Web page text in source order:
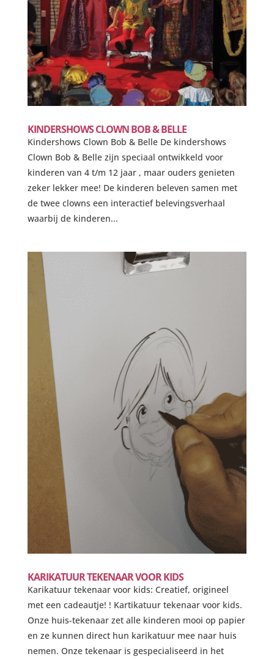
KINDERSHOWS CLOWN BOB & BELLE
Kindershows Clown Bob & Belle De kindershows
Clown Bob & Belle zijn speciaal ontwikkeld voor
kinderen van 4 t/m 12 jaar , maar ouders genieten
zeker lekker mee! De kinderen beleven samen met
de twee clowns een interactief belevingsverhaal
waarbij de kinderen...
KARIKATUUR TEKENAAR VOOR KIDS
Karikatuur tekenaar voor kids: Creatief, origineel
met een cadeautje! ! Kartikatuur tekenaar voor kids.
Onze huis-tekenaar zet alle kinderen mooi op papier
en ze kunnen direct hun karikatuur mee naar huis
nemen. Onze tekenaar is gespecialiseerd in het